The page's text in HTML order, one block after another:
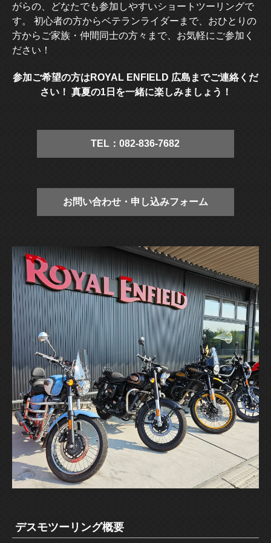
がらの、どなたでも参加しやすいショートツーリングで
す。 初心者の方からベテランライダーまで、おひとりの
方からご家族・仲間同士の方々まで、お気軽にご参加く
ださい！
参加ご希望の方はROYAL ENFIELD 広島までご連絡くだ
さい！ 真夏の1日を一緒に楽しみましょう！
TEL：082-836-7682
お問い合わせ・申し込みフォーム
デスモツーリング概要